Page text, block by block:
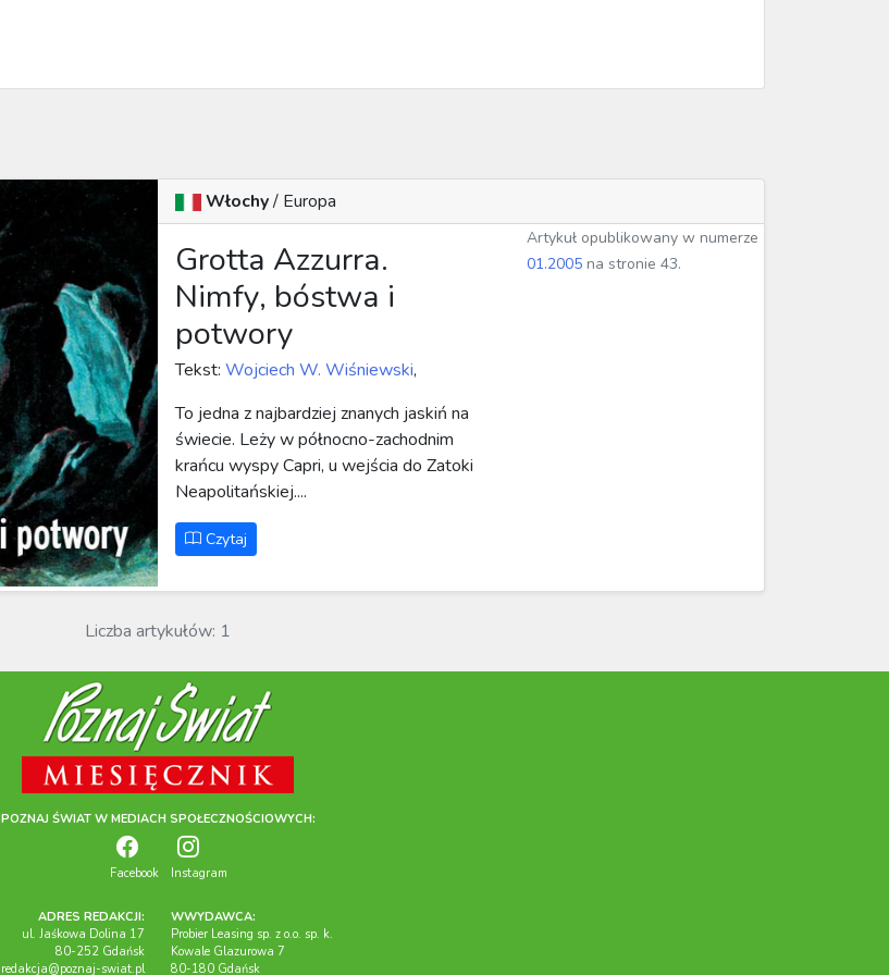
Włochy/ Europa
Grotta Azzurra.
Nimfy, bóstwa i
potwory
Tekst: Wojciech W. Wiśniewski,
To jedna z najbardziej znanych jaskiń na
świecie. Leży w północno-zachodnim
krańcu wyspy Capri, u wejścia do Zatoki
Neapolitańskiej....
Czytaj
Artykuł opublikowany w numerze
01.2005na stronie 43.
Liczba artykułów: 1
POZNAJ ŚWIAT W MEDIACH SPOŁECZNOŚCIOWYCH:
Facebook Instagram
ADRES REDAKCJI:
ul. Jaśkowa Dolina 17
80-252 Gdańsk
redakcja@poznaj-swiat.pl
WWYDAWCA:
Probier Leasing sp. z o.o. sp. k.
Kowale Glazurowa 7
80-180 Gdańsk